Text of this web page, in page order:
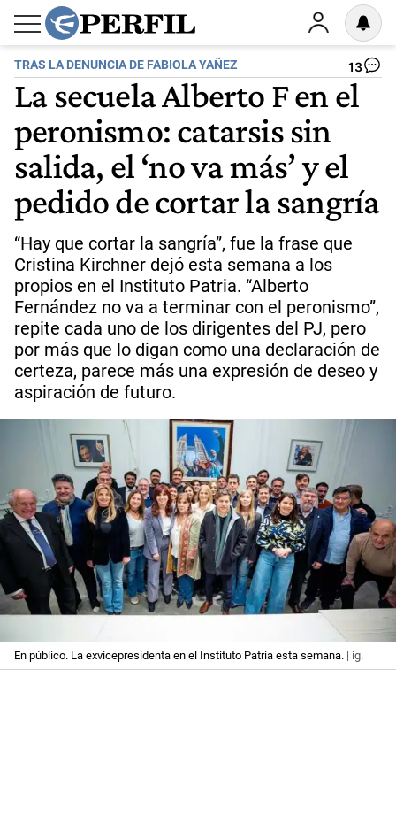
TRAS LA DENUNCIA DE FABIOLA YAÑEZ 13
La secuela Alberto F en el
peronismo: catarsis sin
salida, el ‘no va más’ y el
pedido de cortar la sangría
“Hay que cortar la sangría”, fue la frase que
Cristina Kirchner dejó esta semana a los
propios en el Instituto Patria. “Alberto
Fernández no va a terminar con el peronismo”,
repite cada uno de los dirigentes del PJ, pero
por más que lo digan como una declaración de
certeza, parece más una expresión de deseo y
aspiración de futuro.
En público. La exvicepresidenta en el Instituto Patria esta semana. | ig.